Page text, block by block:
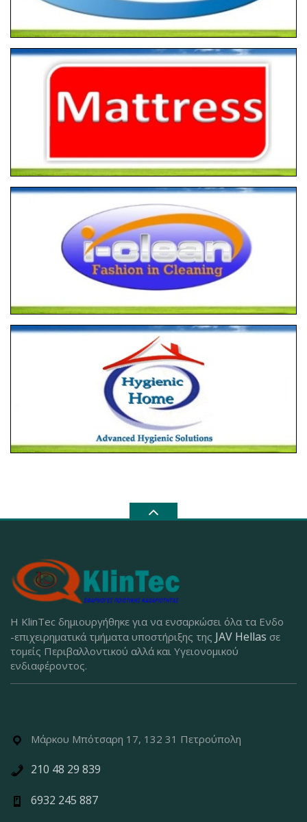
Η KlinTec δημιουργήθηκε για να ενσαρκώσει όλα τα Ενδο
-επιχειρηματικά τμήματα υποστήριξης της JAV Hellas σε
τομείς Περιβαλλοντικού αλλά και Υγειονομικού
ενδιαφέροντος.
Μάρκου Μπότσαρη 17, 132 31 Πετρούπολη
210 48 29 839
6932 245 887